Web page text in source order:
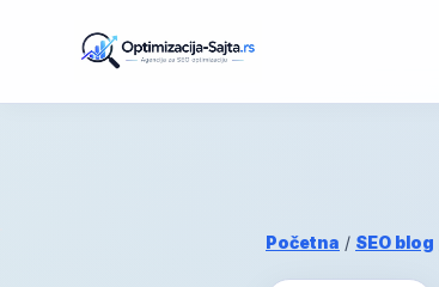
Početna / SEO blog